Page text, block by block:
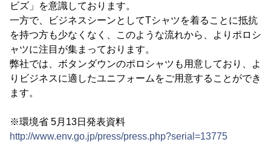
ビズ」を意識しております。
一方で、ビジネスシーンとしてTシャツを着ることに抵抗
を持つ方も少なくなく、このような流れから、よりポロシ
ャツに注目が集まっております。
弊社では、ボタンダウンのポロシャツも用意しており、よ
りビジネスに適したユニフォームをご用意することができ
ます。
※環境省 5月13日発表資料
http://www.env.go.jp/press/press.php?serial=13775